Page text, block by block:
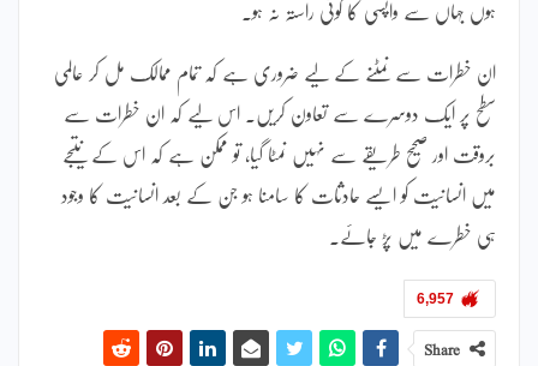
ہوں جہاں سے واپسی کا کوئی راستہ نہ ہو۔
ان خطرات سے نمٹنے کے لیے ضروری ہے کہ تمام ممالک مل کر عالمی
سطح پر ایک دوسرے سے تعاون کریں۔ اس لیے کہ ان خطرات سے
بروقت اور صحیح طریقے سے نہیں نمٹا گیا، تو ممکن ہے کہ اس کے نتیجے
میں انسانیت کو ایسے حادثات کا سامنا ہو جن کے بعد انسانیت کا وجود
ہی خطرے میں پڑ جائے۔
6,957
Share